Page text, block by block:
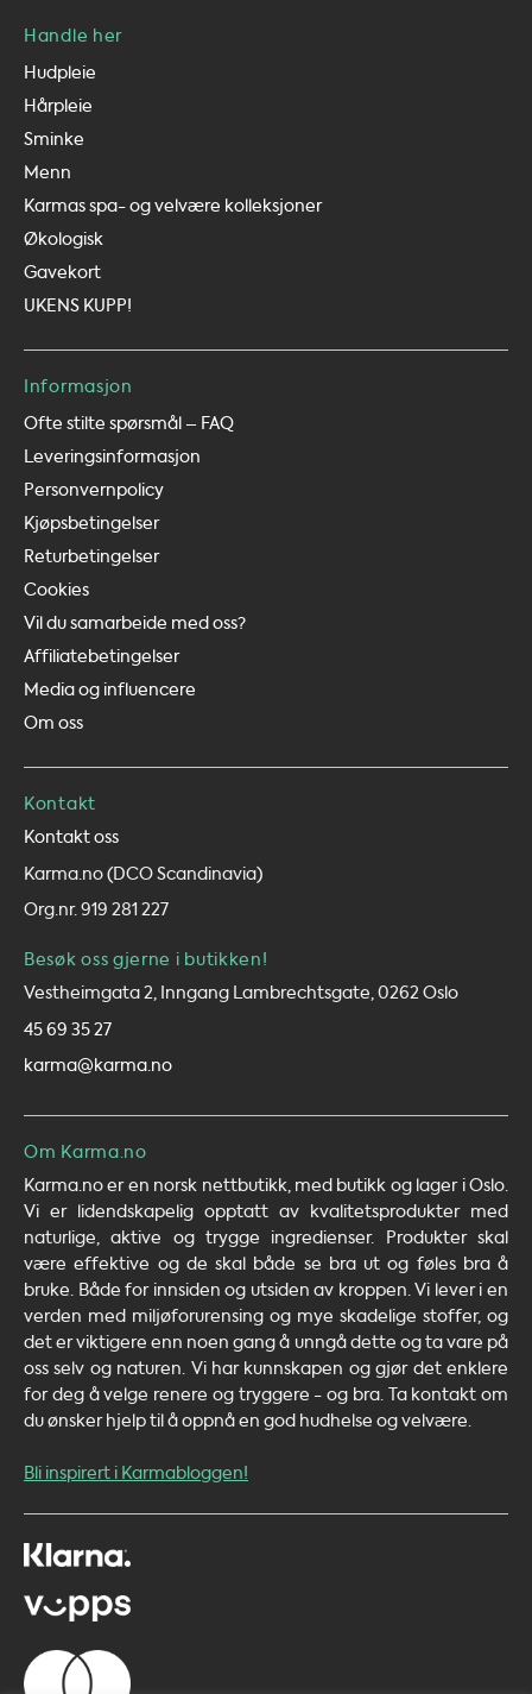
Handle her
Hudpleie
Hårpleie
Sminke
Menn
Karmas spa- og velvære kolleksjoner
Økologisk
Gavekort
UKENS KUPP!
Informasjon
Ofte stilte spørsmål – FAQ
Leveringsinformasjon
Personvernpolicy
Kjøpsbetingelser
Returbetingelser
Cookies
Vil du samarbeide med oss?
Affiliatebetingelser
Media og influencere
Om oss
Kontakt
Kontakt oss
Karma.no (DCO Scandinavia)
Org.nr. 919 281 227
Besøk oss gjerne i butikken!
Vestheimgata 2, Inngang Lambrechtsgate, 0262 Oslo
45 69 35 27
karma@karma.no
Om Karma.no
Karma.no er en norsk nettbutikk, med butikk og lager i Oslo.
Vi er lidendskapelig opptatt av kvalitetsprodukter med
naturlige, aktive og trygge ingredienser. Produkter skal
være effektive og de skal både se bra ut og føles bra å
bruke. Både for innsiden og utsiden av kroppen. Vi lever i en
verden med miljøforurensing og mye skadelige stoffer, og
det er viktigere enn noen gang å unngå dette og ta vare på
oss selv og naturen. Vi har kunnskapen og gjør det enklere
for deg å velge renere og tryggere - og bra. Ta kontakt om
du ønsker hjelp til å oppnå en god hudhelse og velvære.
Bli inspirert i Karmabloggen!